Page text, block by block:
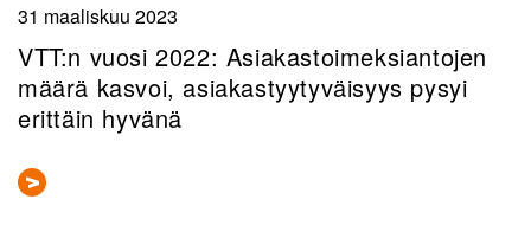
31 maaliskuu 2023
VTT:n vuosi 2022: Asiakastoimeksiantojen
määrä kasvoi, asiakastyytyväisyys pysyi
erittäin hyvänä